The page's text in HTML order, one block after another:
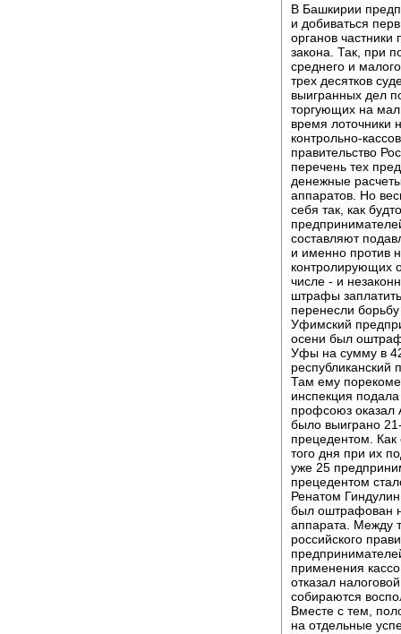
В Башкирии
и добиваться
органов
закона. Так, при
среднего и
трех десятков
выигранных дел
торгующих на
время лоточники
контрольно-
правительство
перечень тех
денежные
аппаратов. Но
себя так, как
составляют
и именно против
контролирующих
числе - и
штрафы
перенесли
Уфимский
осени был
Уфы на сумму в
республиканский
Там ему
инспекция
профсоюз
было выиграно
прецедентом.
того дня при их
уже 25
прецедентом
Ренатом
был оштрафован
аппарата. Между
российского
применения
отказал
собираются
Вместе с тем,
на отдельные